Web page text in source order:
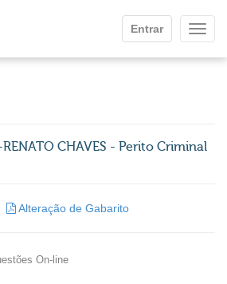
Entrar
RENATO CHAVES - Perito Criminal
Alteração de Gabarito
On-line